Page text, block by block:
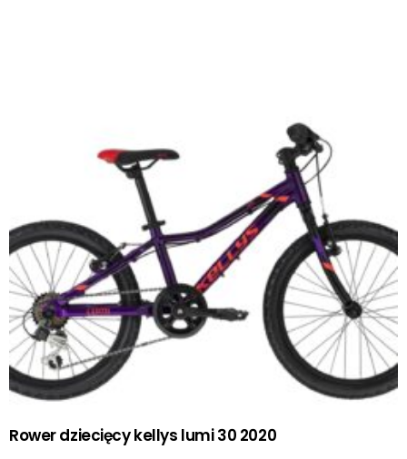
Rower dziecięcy kellys lumi 30 2020